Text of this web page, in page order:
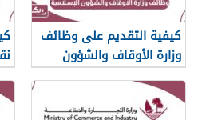
كيفية التقديم على وظائف
وزارة الأوقاف والشؤون
الإسلامية قطر 2026